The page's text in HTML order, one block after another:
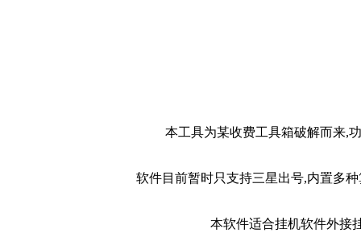
本工具为某收费工具箱破解而来,
软件目前暂时只支持三星出号,内置多
本软件适合挂机软件外接